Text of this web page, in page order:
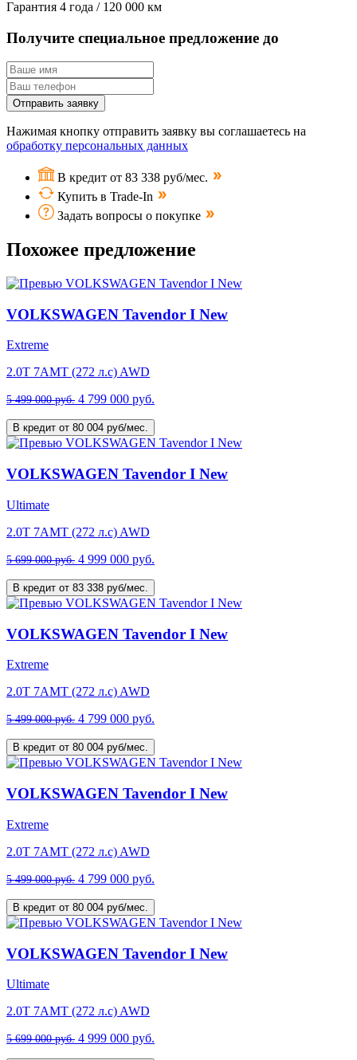
Гарантия 4 года / 120 000 км
Получите специальное предложение до
Отправить заявку
Нажимая кнопку отправить заявку вы соглашаетесь на
обработку персональных данных
В кредит от 83 338 руб/мес.
Купить в Trade-In
Задать вопросы о покупке
Похожее предложение
VOLKSWAGEN Tavendor I New
Extreme
2.0T 7AMT (272 л.с) AWD
5 499 000 руб. 4 799 000 руб.
В кредит от 80 004 руб/мес.
VOLKSWAGEN Tavendor I New
Ultimate
2.0T 7AMT (272 л.с) AWD
5 699 000 руб. 4 999 000 руб.
В кредит от 83 338 руб/мес.
VOLKSWAGEN Tavendor I New
Extreme
2.0T 7AMT (272 л.с) AWD
5 499 000 руб. 4 799 000 руб.
В кредит от 80 004 руб/мес.
VOLKSWAGEN Tavendor I New
Extreme
2.0T 7AMT (272 л.с) AWD
5 499 000 руб. 4 799 000 руб.
В кредит от 80 004 руб/мес.
VOLKSWAGEN Tavendor I New
Ultimate
2.0T 7AMT (272 л.с) AWD
5 699 000 руб. 4 999 000 руб.